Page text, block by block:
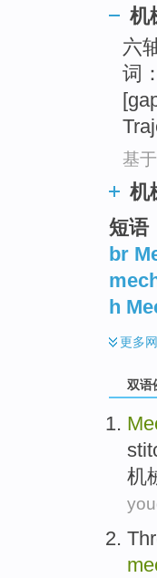
机
六
词
基
机
短语
br
h
更多
双语
机